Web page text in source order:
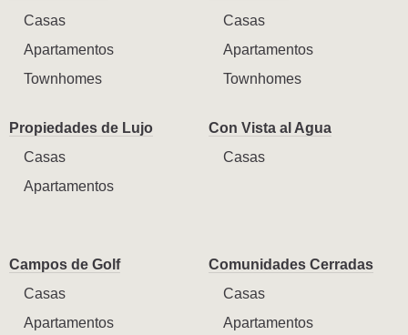
Casas
Apartamentos
Townhomes
Casas
Apartamentos
Townhomes
Propiedades de Lujo
Casas
Apartamentos
Con Vista al Agua
Casas
Campos de Golf
Casas
Apartamentos
Comunidades Cerradas
Casas
Apartamentos